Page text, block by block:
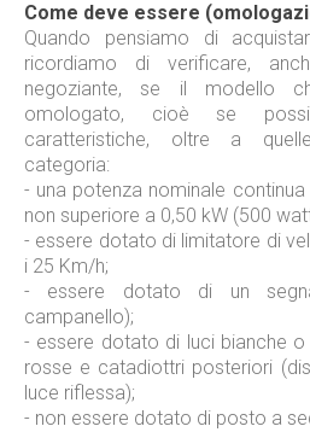
Come deve essere
Quando pensiamo di
ricordiamo di verificare,
negoziante, se il modello
omologato, cioè se
caratteristiche, oltre a
categoria:
- una potenza nominale
non superiore a 0,50 kW (500
- essere dotato di limitatore di
i 25 Km/h;
- essere dotato di un
campanello);
- essere dotato di luci bianche
rosse e catadiottri posteriori
luce riflessa);
- non essere dotato di posto a